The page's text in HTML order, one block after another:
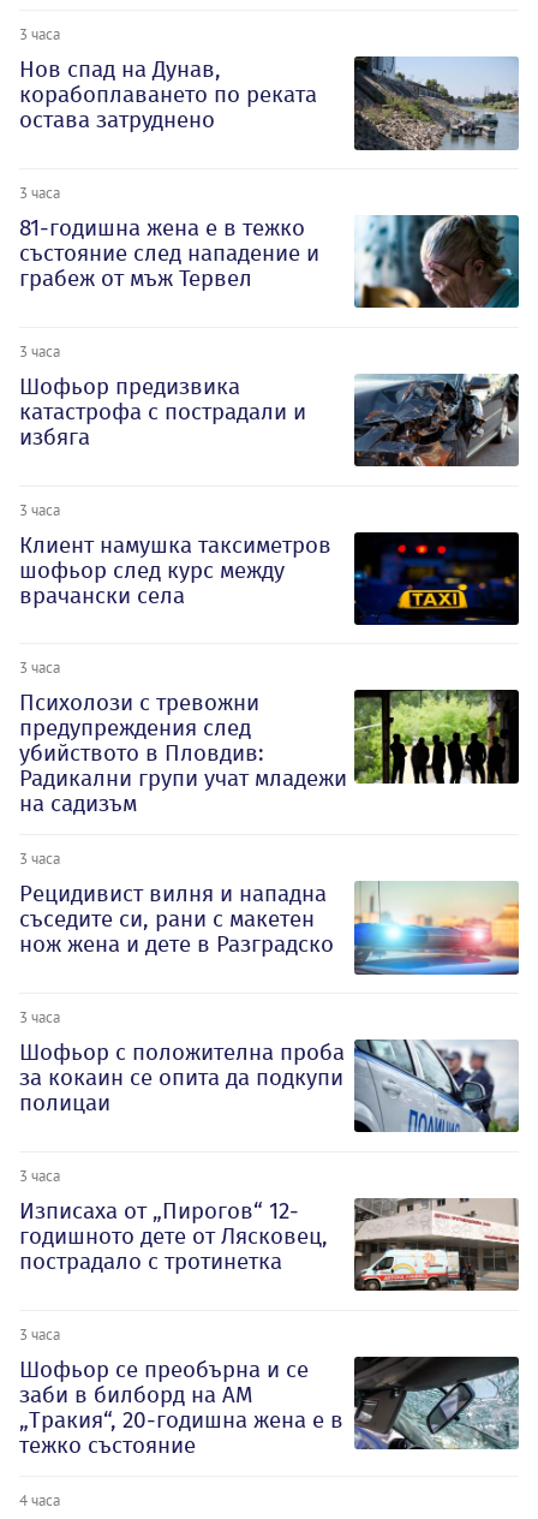
3 часа
Нов спад на Дунав,
корабоплаването по реката
остава затруднено
3 часа
81-годишна жена е в тежко
състояние след нападение и
грабеж от мъж Тервел
3 часа
Шофьор предизвика
катастрофа с пострадали и
избяга
3 часа
Клиент намушка таксиметров
шофьор след курс между
врачански села
3 часа
Психолози с тревожни
предупреждения след
убийството в Пловдив:
Радикални групи учат младежи
на садизъм
3 часа
Рецидивист вилня и нападна
съседите си, рани с макетен
нож жена и дете в Разградско
3 часа
Шофьор с положителна проба
за кокаин се опита да подкупи
полицаи
3 часа
Изписаха от „Пирогов“ 12-
годишното дете от Лясковец,
пострадало с тротинетка
3 часа
Шофьор се преобърна и се
заби в билборд на АМ
„Тракия“, 20-годишна жена е в
тежко състояние
4 часа